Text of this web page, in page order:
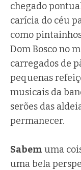
chegado
carícia do céu
como
Dom Bosco no
carregados de
pequenas
musicais da
serões das
permanecer.
Sabem uma
uma bela